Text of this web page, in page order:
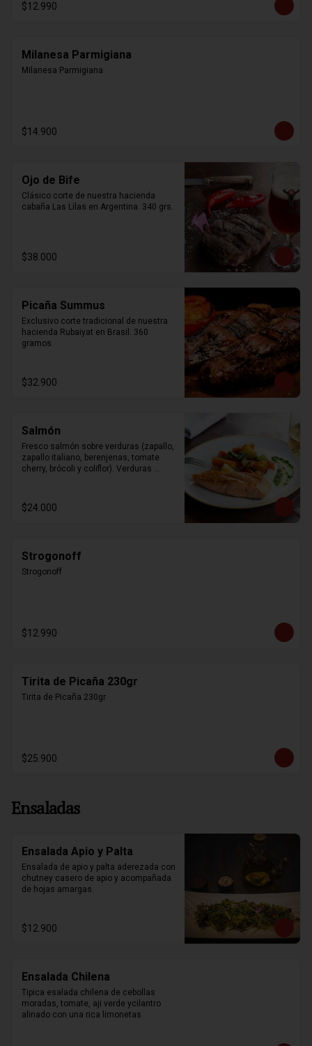
$12.990
Milanesa Parmigiana
Milanesa Parmigiana
$14.900
Ojo de Bife
Clásico corte de nuestra hacienda
cabaña Las Lilas en Argentina. 340 grs.
$38.000
Picaña Summus
Exclusivo corte tradicional de nuestra
hacienda Rubaiyat en Brasil. 360
gramos.
$32.900
Salmón
Fresco salmón sobre verduras (zapallo,
zapallo italiano, berenjenas, tomate
cherry, brócoli y coliflor). Verduras
$24.000
Strogonoff
Strogonoff
$12.990
Tirita de Picaña 230gr
Tirita de Picaña 230gr
$25.900
Ensaladas
Ensalada Apio y Palta
Ensalada de apio y palta aderezada con
chutney casero de apio y acompañada
de hojas amargas.
$12.900
Ensalada Chilena
Tipica esalada chilena de cebollas
moradas, tomate, aji verde ycilantro
alinado con una rica limonetas